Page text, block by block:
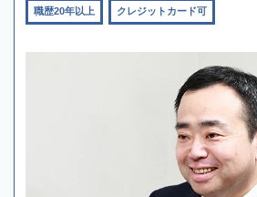
職歴20年以上 クレジットカード可